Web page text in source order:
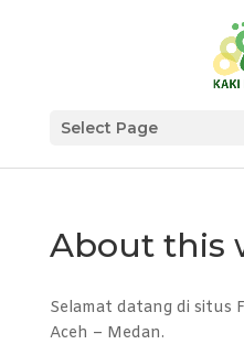
Select Page
About this
Selamat datang di situs
Aceh – Medan.